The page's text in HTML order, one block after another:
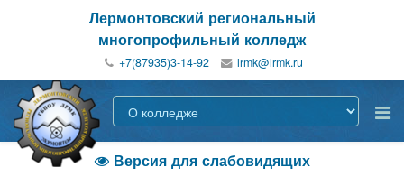
Лермонтовский региональный
многопрофильный колледж
+7(87935)3-14-92
Версия для слабовидящих